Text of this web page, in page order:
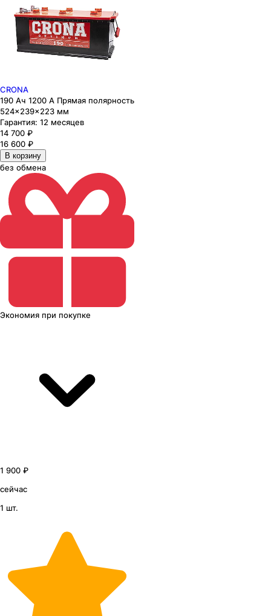
CRONA
190 Ач 1200 А Прямая полярность
524×239×223 мм
Гарантия: 12 месяцев
14 700 ₽
16 600 ₽
В корзину
без обмена
Экономия при покупке
1 900 ₽
сейчас
1 шт.